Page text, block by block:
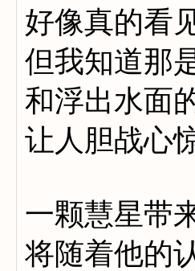
好像真的看
但我知道那
和浮出水面
让人胆战心
一颗慧星带
将随着他的